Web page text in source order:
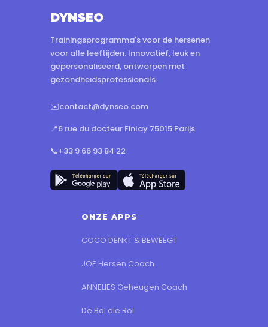
DYNSEO
Trainingsprogramma's voor de hersenen
voor alle leeftijden. Innovatief, leuk en
gepersonaliseerd, ontworpen met
gezondheidsprofessionals.
✉️contact@dynseo.com
📍6 rue du docteur Finlay 75015 Parijs
📞+33 9 66 93 84 22
ONZE APPS
COCO DENKT & BEWEEGT
JOE Hersen Coach
ANNELIES Geheugen Coach
De Bal die Rol